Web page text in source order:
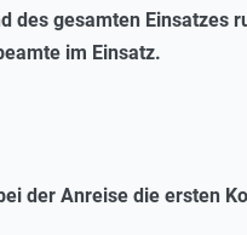
des gesamten Einsatzes
im Einsatz.
der Anreise die ersten